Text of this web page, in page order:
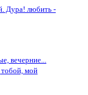
Дура! любить -
вечерние...
тобой, мой